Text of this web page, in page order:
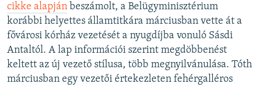
cikke alapján beszámolt, a Belügyminisztérium
korábbi helyettes államtitkára márciusban vette át a
fővárosi kórház vezetését a nyugdíjba vonuló Sásdi
Antaltól. A lap információi szerint megdöbbenést
keltett az új vezető stílusa, több megnyilvánulása. Tóth
márciusban egy vezetői értekezleten fehérgalléros